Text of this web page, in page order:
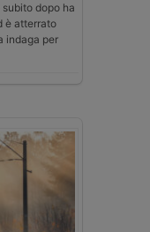
dopo ha
è atterrato
indaga per